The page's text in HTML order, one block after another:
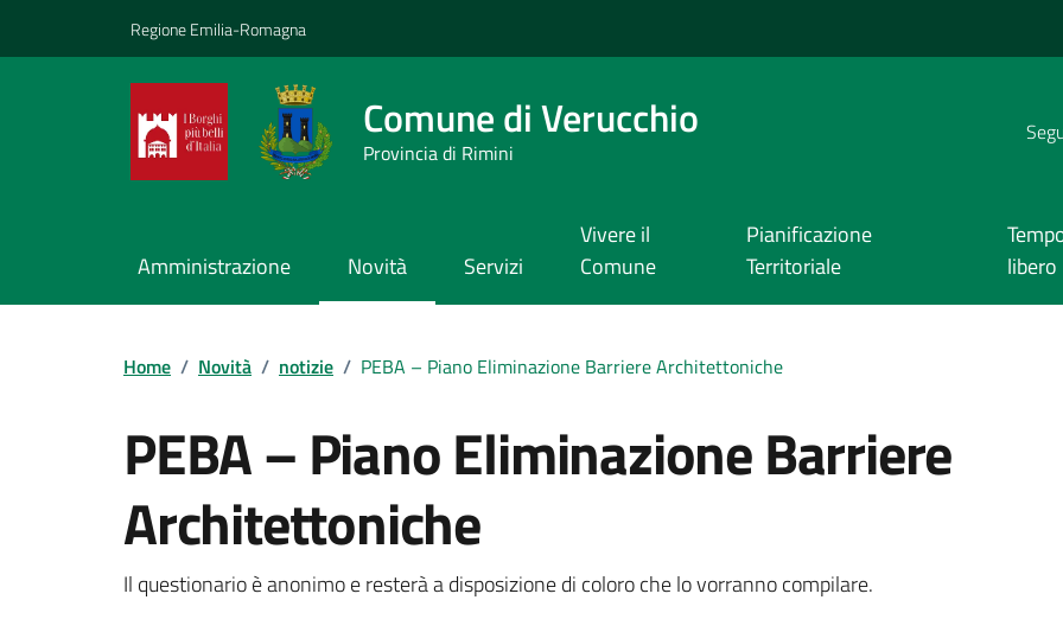
Regione Emilia-Romagna
Comune di Verucchio
Provincia di Rimini
Amministrazione Novità Servizi
Vivere il
Comune
Pianificazione
Territoriale
libero
Home / Novità / notizie / PEBA – Piano Eliminazione Barriere Architettoniche
PEBA – Piano Eliminazione Barriere
Architettoniche
Dettagli della notizia
Il questionario è anonimo e resterà a disposizione di coloro che lo vorranno compilare.